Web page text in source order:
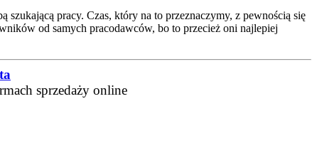
pracy. Czas, który na to przeznaczymy, z pewnością się
od samych pracodawców, bo to przecież oni najlepiej
sprzedaży online